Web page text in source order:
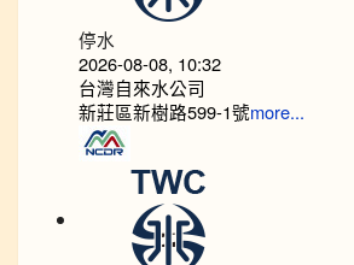
停水
2026-08-08, 10:32
台灣自來水公司
新莊區新樹路599-1號more...